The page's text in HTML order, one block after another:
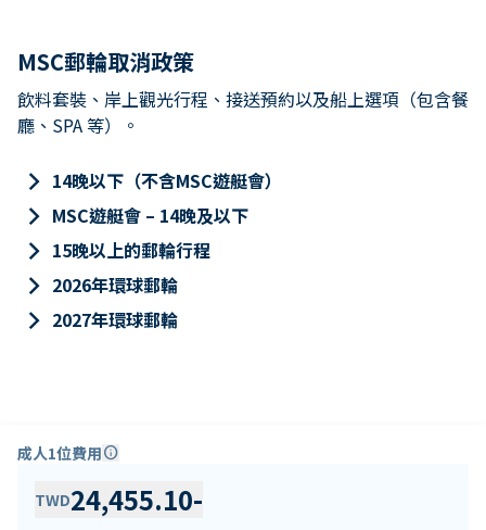
MSC郵輪取消政策
飲料套裝、岸上觀光行程、接送預約以及船上選項（包含餐
廳、SPA 等）。
keyboard_arrow_right 14晚以下（不含MSC遊艇會）
keyboard_arrow_right MSC遊艇會 – 14晚及以下
keyboard_arrow_right 15晚以上的郵輪行程
keyboard_arrow_right 2026年環球郵輪
keyboard_arrow_right 2027年環球郵輪
成人1位費用info
TWD24,455.10-